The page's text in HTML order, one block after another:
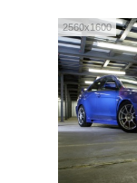
2560x1600